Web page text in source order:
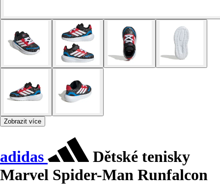
Zobrazit více
adidas
Dětské tenisky
Marvel Spider-Man Runfalcon